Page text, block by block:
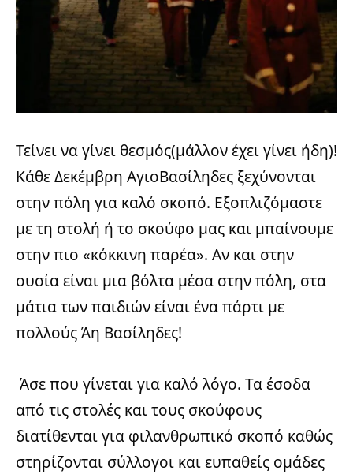
Τείνει να γίνει θεσμός(μάλλον έχει γίνει ήδη)!
Κάθε Δεκέμβρη ΑγιοΒασίληδες ξεχύνονται
στην πόλη για καλό σκοπό. Εξοπλιζόμαστε
με τη στολή ή το σκούφο μας και μπαίνουμε
στην πιο «κόκκινη παρέα». Αν και στην
ουσία είναι μια βόλτα μέσα στην πόλη, στα
μάτια των παιδιών είναι ένα πάρτι με
πολλούς Άη Βασίληδες!
Άσε που γίνεται για καλό λόγο. Τα έσοδα
από τις στολές και τους σκούφους
διατίθενται για φιλανθρωπικό σκοπό καθώς
στηρίζονται σύλλογοι και ευπαθείς ομάδες